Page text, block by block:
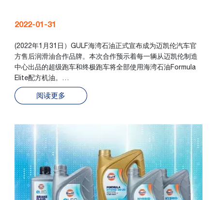
2022-01-31
(2022年1月31日）GULF海湾石油正式宣布成为迈凯伦汽车官
方售后润滑油合作品牌。本次合作预示着每一辆从迈凯伦制造
中心出品的超级跑车和终极跑车将全部使用海湾石油Formula
Elite配方机油。…
阅读更多